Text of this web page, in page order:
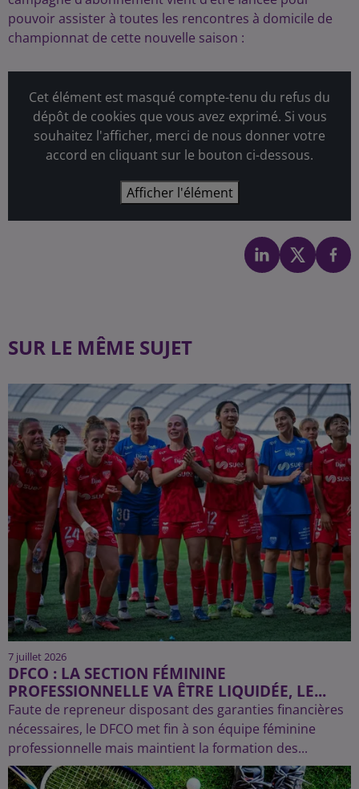
pouvoir assister à toutes les rencontres à domicile de
championnat de cette nouvelle saison :
Cet élément est masqué compte-tenu du refus du
dépôt de cookies que vous avez exprimé. Si vous
souhaitez l'afficher, merci de nous donner votre
accord en cliquant sur le bouton ci-dessous.
Afficher l'élément
SUR LE MÊME SUJET
7 juillet 2026
DFCO : LA SECTION FÉMININE
PROFESSIONNELLE VA ÊTRE LIQUIDÉE, LE...
Faute de repreneur disposant des garanties financières
nécessaires, le DFCO met fin à son équipe féminine
professionnelle mais maintient la formation des...